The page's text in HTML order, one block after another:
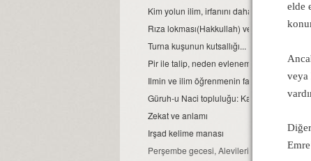
Kim yolun ilim, irfanını daha iyi biliyor?
Rıza lokması(Hakkullah) ve anlamı.
Turna kuşunun kutsallığı...
Pir ile talip, neden evlenemezler?
Ilmin ve ilim öğrenmenin faydası...
Güruh-u Naci topluluğu: Kavramsal ve
Zekat ve anlamı
Irşad kelime manası
Perşembe gecesi, Alevilerin cem
elde
veya